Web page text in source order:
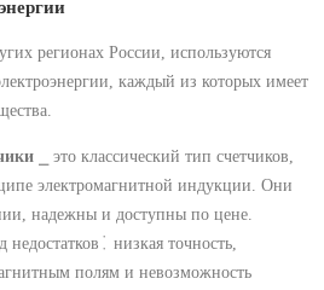
регионах России, используются
каждый из которых имеет
⎯ это классический тип счетчиков,
электромагнитной индукции. Они
надежны и доступны по цене.
недостатков⁚ низкая точность,
полям и невозможность